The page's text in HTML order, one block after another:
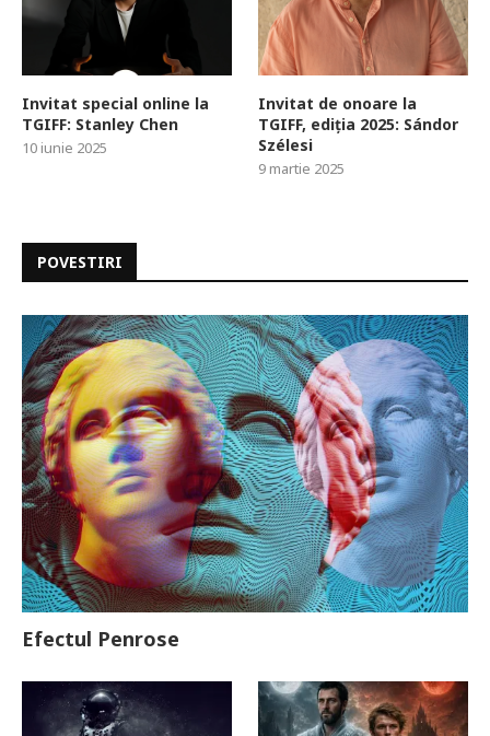
Invitat special online la
TGIFF: Stanley Chen
10 iunie 2025
Invitat de onoare la
TGIFF, ediția 2025: Sándor
Szélesi
9 martie 2025
POVESTIRI
Efectul Penrose